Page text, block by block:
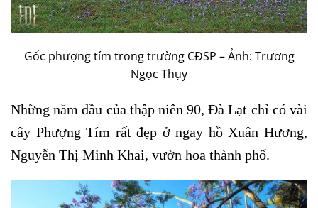
Gốc phượng tím trong trường CĐSP – Ảnh: Trương
Ngọc Thụy
Những năm đầu của thập niên 90, Đà Lạt chỉ có vài
cây Phượng Tím rất đẹp ở ngay hồ Xuân Hương,
Nguyễn Thị Minh Khai, vườn hoa thành phố.